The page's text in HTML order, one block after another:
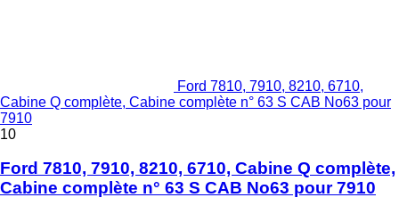
Ford 7810, 7910, 8210, 6710,
Cabine Q complète, Cabine complète n° 63 S CAB No63 pour
7910
10
Ford 7810, 7910, 8210, 6710, Cabine Q complète,
Cabine complète n° 63 S CAB No63 pour 7910